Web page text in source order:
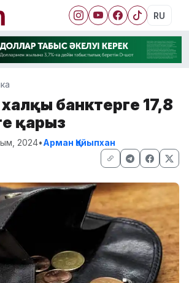
RU
халқы банктерге 17,8
қарыз
2024•Арман Қайыпхан